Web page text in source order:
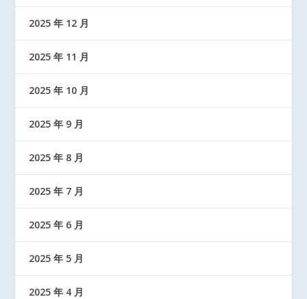
2025 年 12 月
2025 年 11 月
2025 年 10 月
2025 年 9 月
2025 年 8 月
2025 年 7 月
2025 年 6 月
2025 年 5 月
2025 年 4 月